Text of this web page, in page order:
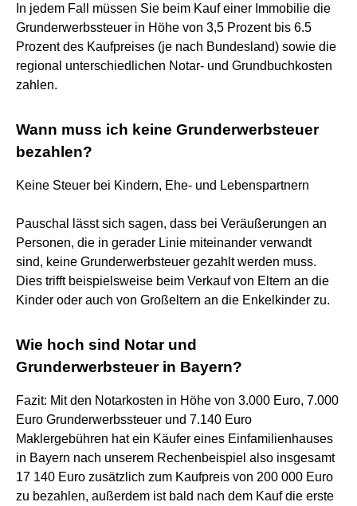
In jedem Fall müssen Sie beim Kauf einer Immobilie die
Grunderwerbssteuer in Höhe von 3,5 Prozent bis 6.5
Prozent des Kaufpreises (je nach Bundesland) sowie die
regional unterschiedlichen Notar- und Grundbuchkosten
zahlen.
Wann muss ich keine Grunderwerbsteuer
bezahlen?
Keine Steuer bei Kindern, Ehe- und Lebenspartnern
Pauschal lässt sich sagen, dass bei Veräußerungen an
Personen, die in gerader Linie miteinander verwandt
sind, keine Grunderwerbsteuer gezahlt werden muss.
Dies trifft beispielsweise beim Verkauf von Eltern an die
Kinder oder auch von Großeltern an die Enkelkinder zu.
Wie hoch sind Notar und
Grunderwerbsteuer in Bayern?
Fazit: Mit den Notarkosten in Höhe von 3.000 Euro, 7.000
Euro Grunderwerbssteuer und 7.140 Euro
Maklergebühren hat ein Käufer eines Einfamilienhauses
in Bayern nach unserem Rechenbeispiel also insgesamt
17 140 Euro zusätzlich zum Kaufpreis von 200 000 Euro
zu bezahlen, außerdem ist bald nach dem Kauf die erste